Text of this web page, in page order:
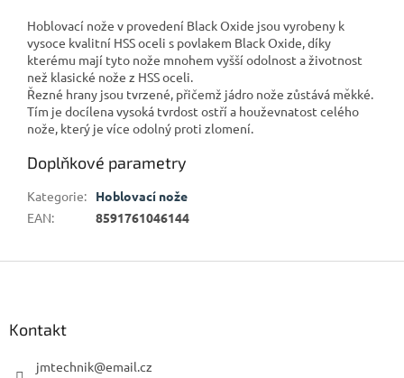
Hoblovací nože v provedení Black Oxide jsou vyrobeny k
vysoce kvalitní HSS oceli s povlakem Black Oxide, díky
kterému mají tyto nože mnohem vyšší odolnost a životnost
než klasické nože z HSS oceli.
Řezné hrany jsou tvrzené, přičemž jádro nože zůstává měkké.
Tím je docílena vysoká tvrdost ostří a houževnatost celého
nože, který je více odolný proti zlomení.
Doplňkové parametry
Kategorie:
Hoblovací nože
EAN: 8591761046144
Kontakt
jmtechnik@email.cz